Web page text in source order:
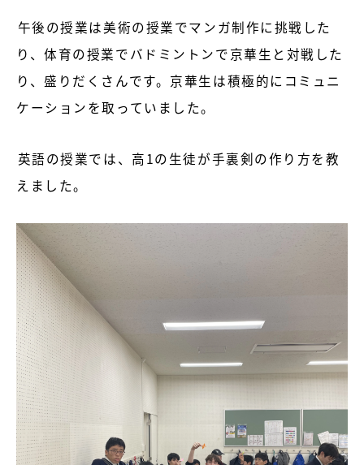
午後の授業は美術の授業でマンガ制作に挑戦した
り、体育の授業でバドミントンで京華生と対戦した
り、盛りだくさんです。京華生は積極的にコミュニ
ケーションを取っていました。
英語の授業では、高1の生徒が手裏剣の作り方を教
えました。